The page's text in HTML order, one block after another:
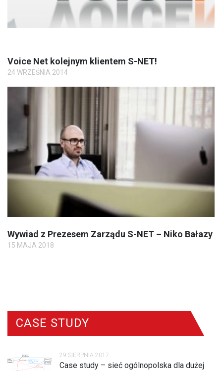
Voice Net kolejnym klientem S-NET!
24 WRZEŚNIA 2014
Wywiad z Prezesem Zarządu S-NET – Niko Bałazy
15 MAJA 2018
CASE STUDY
29 SIERPNIA 2017
Case study – sieć ogólnopolska dla dużej